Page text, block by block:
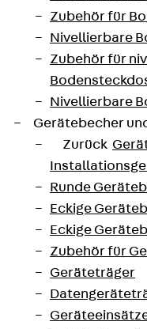
Zubehör für
Nivellierbare
Zubehör für
Nivellierbare
Gerätebecher
Zurück
Runde
Eckige
Eckige
Zubehör für
Geräteträger